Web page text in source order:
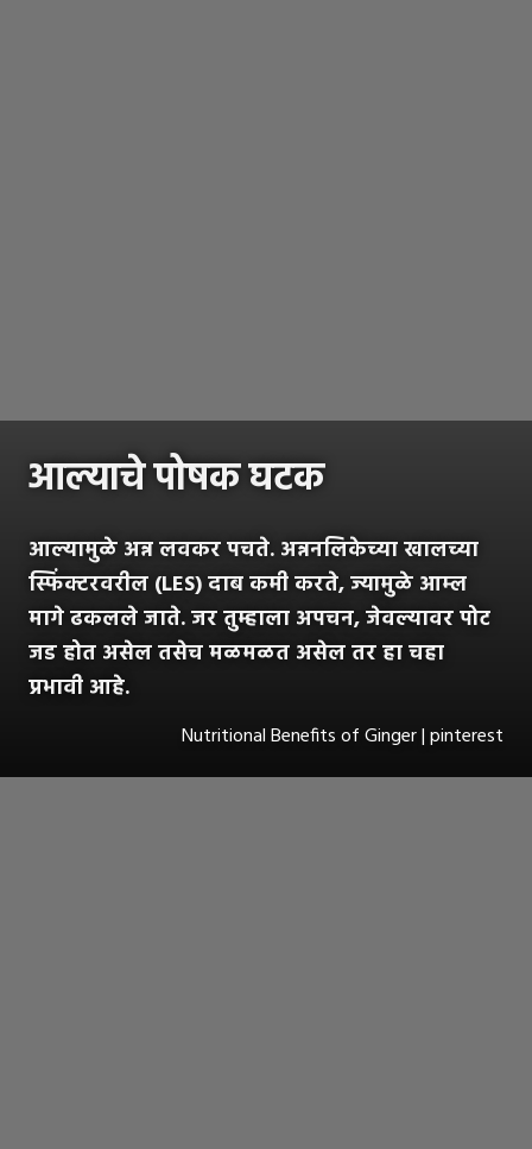
आल्याचे पोषक घटक
आल्यामुळे अन्न लवकर पचते. अन्ननलिकेच्या खालच्या
स्फिंक्टरवरील (LES) दाब कमी करते, ज्यामुळे आम्ल
मागे ढकलले जाते. जर तुम्हाला अपचन, जेवल्यावर पोट
जड होत असेल तसेच मळमळत असेल तर हा चहा
प्रभावी आहे.
Nutritional Benefits of Ginger | pinterest